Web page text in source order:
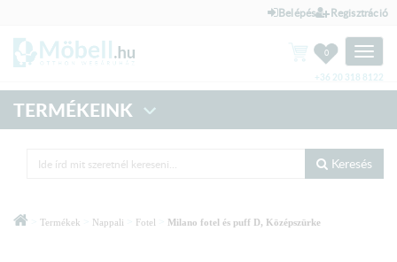
Belépés Regisztráció
Toggle
0
+36 20 318 8122
TERMÉKEINK
Keresés
Termékek Nappali Fotel Milano fotel és puff D, Középszürke